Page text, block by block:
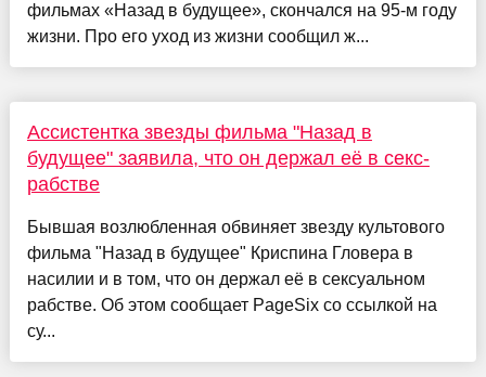
фильмах «Назад в будущее», скончался на 95-м году
жизни. Про его уход из жизни сообщил ж...
Ассистентка звезды фильма "Назад в
будущее" заявила, что он держал её в секс-
рабстве
Бывшая возлюбленная обвиняет звезду культового
фильма "Назад в будущее" Криспина Гловера в
насилии и в том, что он держал её в сексуальном
рабстве. Об этом сообщает PageSix со ссылкой на
су...